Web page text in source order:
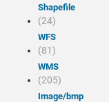
Shapefile
(24)
WFS
(81)
WMS
(205)
image/bmp